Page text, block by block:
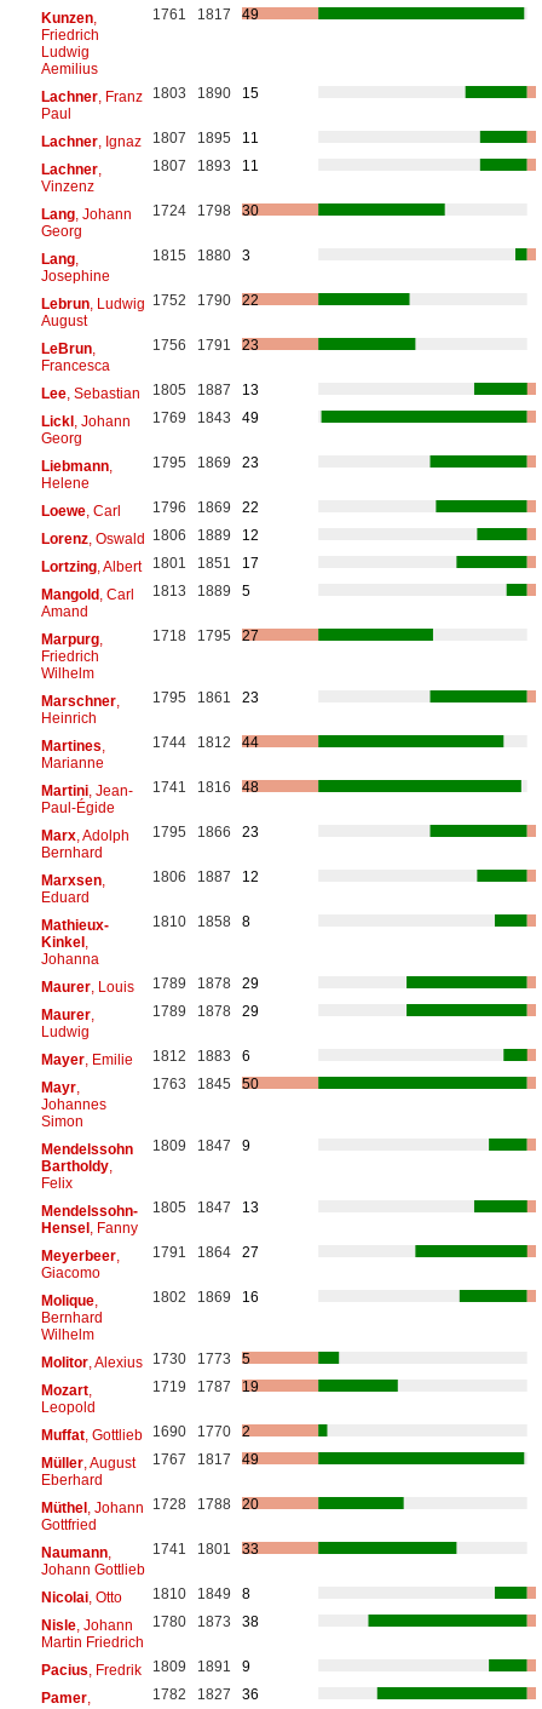
Kunzen,
Friedrich
Ludwig
Aemilius
1761 1817 49
Lachner, Franz
Paul
1803 1890 15
Lachner, Ignaz 1807 1895
11
Lachner,
Vinzenz
1807 1893 11
Lang, Johann
Georg
1724 1798 30
Lang,
Josephine
1815 1880 3
Lebrun, Ludwig
August
1752 1790 22
LeBrun,
Francesca
1756 1791 23
Lee, Sebastian 1805 1887
13
Lickl, Johann
Georg
1769 1843 49
Liebmann,
Helene
1795 1869 23
Loewe, Carl 1796 1869
22
Lorenz, Oswald 1806 1889
12
Lortzing, Albert 1801 1851
17
Mangold, Carl
Amand
1813 1889 5
Marpurg,
Friedrich
Wilhelm
1718 1795 27
Marschner,
Heinrich
1795 1861 23
Martines
Marianne
1744 1812 44
Martini, Jean-
Paul-Égide
1741 1816 48
Marx, Adolph
Bernhard
1795 1866 23
Marxsen,
Eduard
1806 1887 12
Mathieux-
Kinkel,
Johanna
1810 1858 8
Maurer, Louis 1789 1878
29
Maurer,
Ludwig
1789 1878 29
Mayer, Emilie 1812 1883
6
Mayr,
Johannes
Simon
1763 1845 50
Mendelssohn
Bartholdy,
Felix
1809 1847 9
Mendelssohn-
Hensel, Fanny
1805 1847 13
Meyerbeer,
Giacomo
1791 1864 27
Molique,
Bernhard
Wilhelm
1802 1869 16
Molitor, Alexius 1730 1773
5
Mozart,
Leopold
1719 1787 19
Muffat, Gottlieb 1690 1770
2
Müller, August
Eberhard
1767 1817 49
Müthel, Johann
Gottfried
1728 1788 20
Naumann,
Johann Gottlieb
1741 1801 33
Nicolai, Otto 1810 1849
8
Nisle, Johann
Martin Friedrich
1780 1873 38
Pacius , Fredrik 1809 1891
9
Pamer,
1782 1827 36